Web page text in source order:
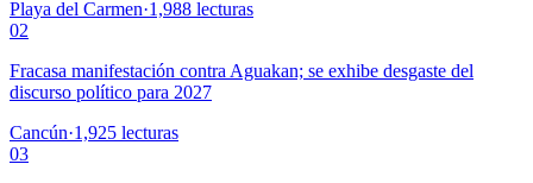
Playa del Carmen·1,988 lecturas
02
Fracasa manifestación contra Aguakan; se exhibe desgaste del
discurso político para 2027
Cancún·1,925 lecturas
03